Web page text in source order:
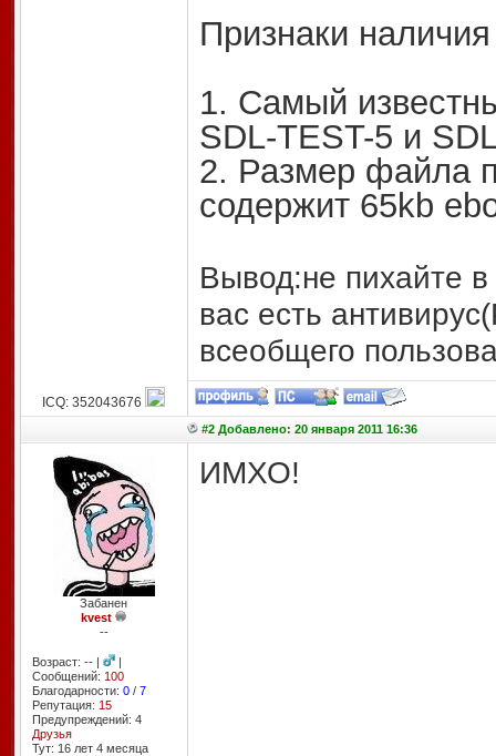
Признаки
1. Самый
SDL-TEST-5 и
2. Размер файла
содержит 65kb
Вывод:не пихайте
вас есть
всеобщего
ICQ: 352043676
#2 Добавлено: 20 января 2011 16:36
Забанен
kvest
--
Возраст: -- |
|
Сообщений: 100
Благодарности: 0/ 7
Репутация: 15
Предупреждений: 4
Друзья
Тут: 16 лет 4 месяцa
ИМХО!